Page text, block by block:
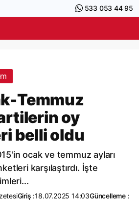
533 053 44 95
Temmuz
oy
belli oldu
ocak ve temmuz ayları
karşılaştırdı. İşte
Giriş :18.07.2025 14:03Güncelleme :